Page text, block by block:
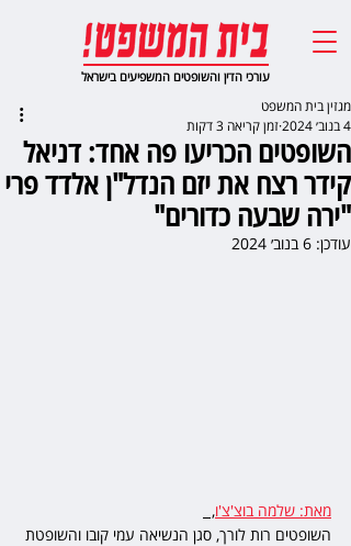
עורכי הדין והשופטים המשפיעים בישראל
השופטים הכריעו פה אחד: דניאל
קידר רצח את יזם הנדל"ן אלדד פרי
"ירה שבעה כדורים"
מגזין בית המשפט
4 בנוב׳ 2024
זמן קריאה 3 דקות
עודכן: 6 בנוב׳ 2024
מאת: שלמה בוצ'צ'ו,
השופטים רות לורך, סגן הנשיאה עמי קובו והשופטת